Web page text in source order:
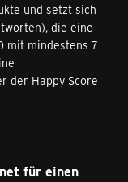
und setzt sich
die eine
mit mindestens 7
der Happy Score
für einen